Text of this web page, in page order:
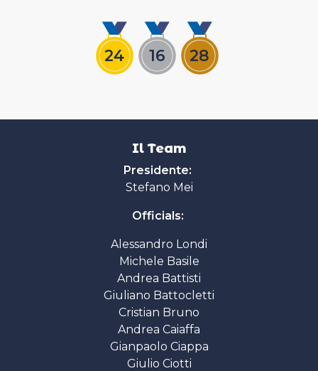
24 16 28
Il Team
Presidente:
Stefano Mei
Officials:
Alessandro Londi
Michele Basile
Andrea Battisti
Giuliano Battocletti
Cristian Bruno
Andrea Caiaffa
Gianpaolo Ciappa
Giulio Ciotti